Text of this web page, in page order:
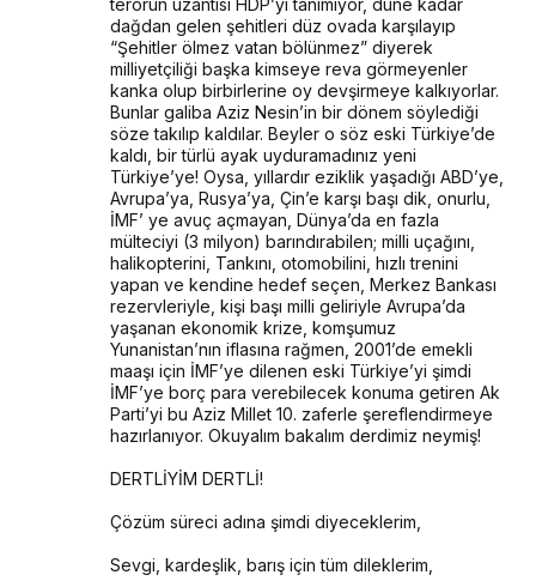
terörün uzantısı HDP’yi tanımıyor, düne kadar
dağdan gelen şehitleri düz ovada karşılayıp
“Şehitler ölmez vatan bölünmez” diyerek
milliyetçiliği başka kimseye reva görmeyenler
kanka olup birbirlerine oy devşirmeye kalkıyorlar.
Bunlar galiba Aziz Nesin’in bir dönem söylediği
söze takılıp kaldılar. Beyler o söz eski Türkiye’de
kaldı, bir türlü ayak uyduramadınız yeni
Türkiye’ye! Oysa, yıllardır eziklik yaşadığı ABD’ye,
Avrupa’ya, Rusya’ya, Çin’e karşı başı dik, onurlu,
İMF’ ye avuç açmayan, Dünya’da en fazla
mülteciyi (3 milyon) barındırabilen; milli uçağını,
halikopterini, Tankını, otomobilini, hızlı trenini
yapan ve kendine hedef seçen, Merkez Bankası
rezervleriyle, kişi başı milli geliriyle Avrupa’da
yaşanan ekonomik krize, komşumuz
Yunanistan’nın iflasına rağmen, 2001’de emekli
maaşı için İMF’ye dilenen eski Türkiye’yi şimdi
İMF’ye borç para verebilecek konuma getiren Ak
Parti’yi bu Aziz Millet 10. zaferle şereflendirmeye
hazırlanıyor. Okuyalım bakalım derdimiz neymiş!
DERTLİYİM DERTLİ!
Çözüm süreci adına şimdi diyeceklerim,
Sevgi, kardeşlik, barış için tüm dileklerim,